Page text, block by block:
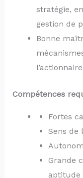
stratégie,
gestion de
Bonne
Compétences
Fortes
Sens de
Grande
aptitude